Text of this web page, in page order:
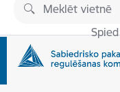
Pāriet uz lapas saturu